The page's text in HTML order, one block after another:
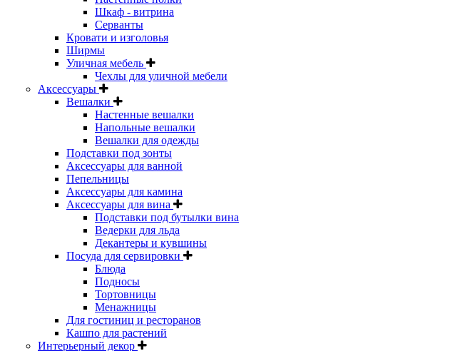
Шкаф - витрина
Серванты
Кровати и изголовья
Ширмы
Уличная мебель
Чехлы для уличной мебели
Аксессуары
Вешалки
Настенные вешалки
Напольные вешалки
Вешалки для одежды
Подставки под зонты
Аксессуары для ванной
Пепельницы
Аксессуары для камина
Аксессуары для вина
Подставки под бутылки вина
Ведерки для льда
Декантеры и кувшины
Посуда для сервировки
Блюда
Подносы
Тортовницы
Менажницы
Для гостиниц и ресторанов
Кашпо для растений
Интерьерный декор